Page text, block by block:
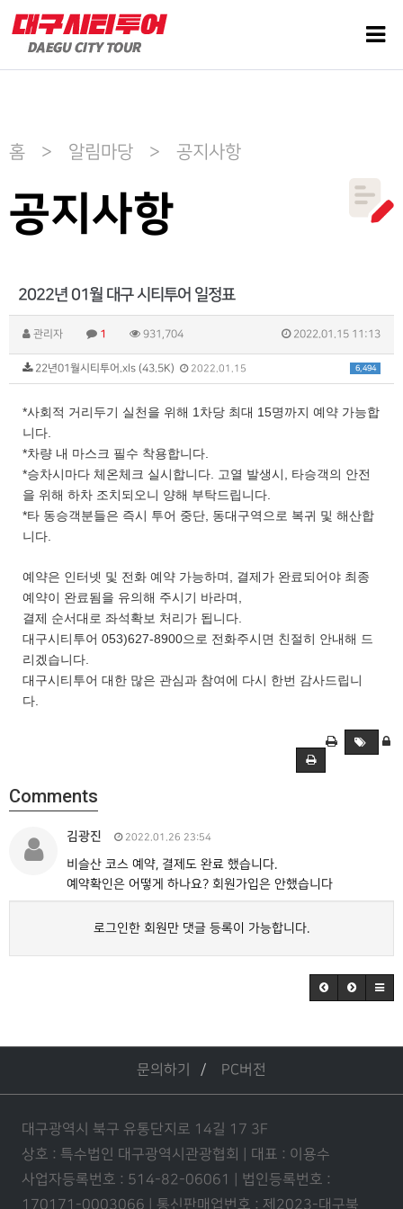
홈 > 알림마당 > 공지사항
공지사항
2022년 01월 대구 시티투어 일정표
관리자 1 931,704 2022.01.15 11:13
6,494
22년01월시티투어.xls (43.5K) 2022.01.15
*사회적 거리두기 실천을 위해 1차당 최대 15명까지 예약 가능합
니다.
*차량 내 마스크 필수 착용합니다.
*승차시마다 체온체크 실시합니다. 고열 발생시, 타승객의 안전
을 위해 하차 조치되오니 양해 부탁드립니다.
*타 동승객분들은 즉시 투어 중단, 동대구역으로 복귀 및 해산합
니다.
예약은 인터넷 및 전화 예약 가능하며, 결제가 완료되어야 최종
예약이 완료됨을 유의해 주시기 바라며,
결제 순서대로 좌석확보 처리가 됩니다.
대구시티투어 053)627-8900으로 전화주시면 친절히 안내해 드
리겠습니다.
대구시티투어 대한 많은 관심과 참여에 다시 한번 감사드립니
다.
Comments
김광진 2022.01.26 23:54
비슬산 코스 예약, 결제도 완료 했습니다.
예약확인은 어떻게 하나요? 회원가입은 안했습니다
로그인한 회원만 댓글 등록이 가능합니다.
문의하기 PC버전
대구광역시 북구 유통단지로 14길 17 3F
상호 : 특수법인 대구광역시관광협회 | 대표 : 이용수
사업자등록번호 : 514-82-06061 | 법인등록번호 :
170171-0003066 | 통신판매업번호 : 제2023-대구북